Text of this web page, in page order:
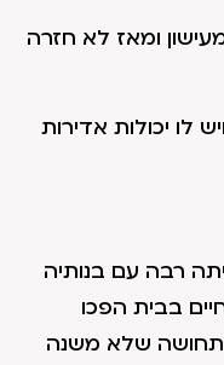
ומאז לא חזרה
לו יכולות אדירות
אם חד הורית בת 38 היתה רבה עם בנותיה
בבית הפכו
תחושה שלא משנה